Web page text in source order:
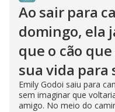
Ao sair para
domingo, ela
que o cão
sua vida para
Emily Godoi saiu para
sem imaginar que
amigo. No meio do